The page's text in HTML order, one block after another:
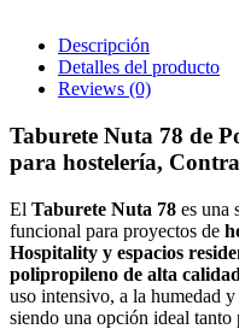
Descripción
Detalles del producto
Reviews (0)
Taburete Nuta 78 de
para hostelería,
El Taburete Nuta 78 es una
funcional para proyectos de
Hospitality y espacios
polipropileno de alta calidad
uso intensivo, a la humedad
siendo una opción ideal tanto